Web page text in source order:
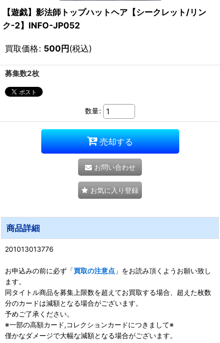
【遊戯】影法師トップハットヘア【シークレット/リン
ク-2】INFO-JP052
買取価格: 500円(税込)
募集数2枚
数量:
売却する
お問い合わせ
お気に入り登録
商品詳細
201013013776
お申込みの前に必ず「買取の注意点 」をお読み頂くようお願い致し
ます。
同タイトル商品を募集上限数を超えてお買取する場合、超えた枚数
分のカードは減額となる場合がございます。
予めご了承ください。
※一部の高額カード,コレクションカードにつきまして※
僅かなダメージで大幅な減額となる場合がございます。